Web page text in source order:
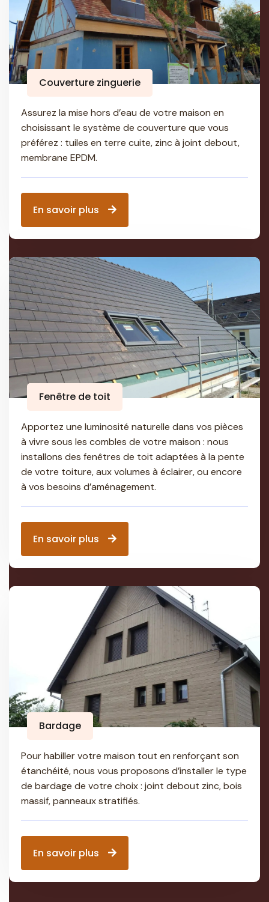
Couverture zinguerie
Assurez la mise hors d’eau de votre maison en
choisissant le système de couverture que vous
préférez : tuiles en terre cuite, zinc à joint debout,
membrane EPDM.
En savoir plus
Fenêtre de toit
Apportez une luminosité naturelle dans vos pièces
à vivre sous les combles de votre maison : nous
installons des fenêtres de toit adaptées à la pente
de votre toiture, aux volumes à éclairer, ou encore
à vos besoins d’aménagement.
En savoir plus
Bardage
Pour habiller votre maison tout en renforçant son
étanchéité, nous vous proposons d’installer le type
de bardage de votre choix : joint debout zinc, bois
massif, panneaux stratifiés.
En savoir plus